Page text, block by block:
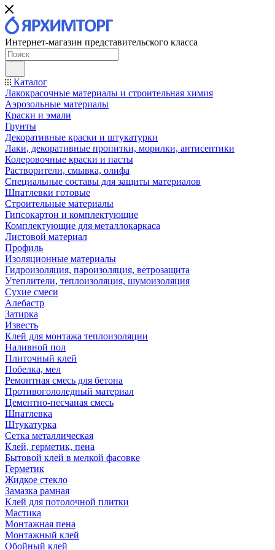
Интернет-магазин представительского класса
Каталог
Лакокрасочные материалы и строительная химия
Аэрозольные материалы
Краски и эмали
Грунты
Декоративные краски и штукатурки
Лаки, декоративные пропитки, морилки, антисептики
Колеровочные краски и пасты
Растворители, смывка, олифа
Специальные составы для защиты материалов
Шпатлевки готовые
Строительные материалы
Гипсокартон и комплектующие
Комплектующие для металлокаркаса
Листовой материал
Профиль
Изоляционные материалы
Гидроизоляция, пароизоляция, ветрозащита
Утеплители, теплоизоляция, шумоизоляция
Сухие смеси
Алебастр
Затирка
Известь
Клей для монтажа теплоизоляции
Наливной пол
Плиточный клей
Побелка, мел
Ремонтная смесь для бетона
Противогололедный материал
Цементно-песчаная смесь
Шпатлевка
Штукатурка
Сетка металлическая
Клей, герметик, пена
Бытовой клей в мелкой фасовке
Герметик
Жидкое стекло
Замазка рамная
Клей для потолочной плитки
Мастика
Монтажная пена
Монтажный клей
Обойный клей